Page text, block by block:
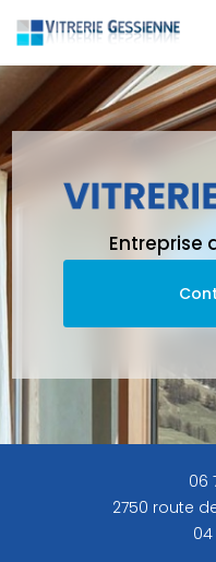
au
contenu
principal
Entreprise
06
2750 route
04